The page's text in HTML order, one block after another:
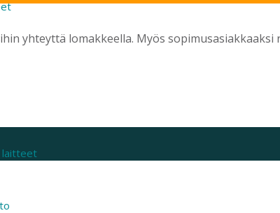
laitteet
yhteyttä lomakkeella. Myös